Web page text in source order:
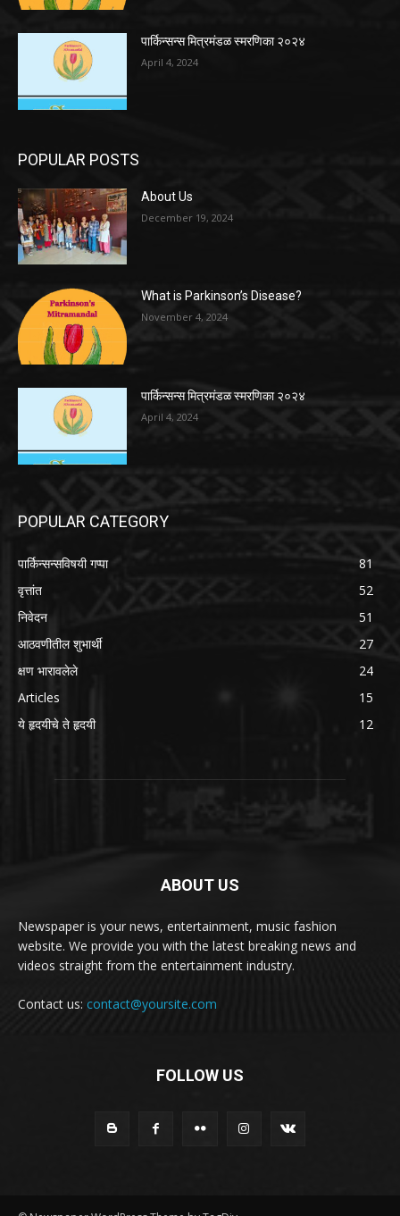
पार्किन्सन्स मित्रमंडळ स्मरणिका २०२४
April 4, 2024
POPULAR POSTS
About Us
December 19, 2024
What is Parkinson’s Disease?
November 4, 2024
पार्किन्सन्स मित्रमंडळ स्मरणिका २०२४
April 4, 2024
POPULAR CATEGORY
पार्किन्सन्सविषयी गप्पा
81
वृत्तांत
52
निवेदन
51
आठवणीतील शुभार्थी
27
क्षण भारावलेले
24
Articles
15
ये हृदयीचे ते हृदयी
12
ABOUT US
Newspaper is your news, entertainment, music fashion
website. We provide you with the latest breaking news and
videos straight from the entertainment industry.
Contact us: contact@yoursite.com
FOLLOW US